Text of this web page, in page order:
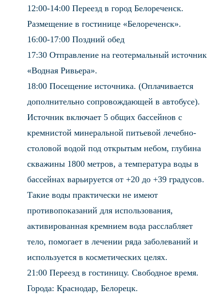
12:00-14:00 Переезд в город Белореченск.
Размещение в гостинице «Белореченск».
16:00-17:00 Поздний обед
17:30 Отправление на геотермальный источник
«Водная Ривьера».
18:00 Посещение источника. (Оплачивается
дополнительно сопровождающей в автобусе).
Источник включает 5 общих бассейнов с
кремнистой минеральной питьевой лечебно-
столовой водой под открытым небом, глубина
скважины 1800 метров, а температура воды в
бассейнах варьируется от +20 до +39 градусов.
Такие воды практически не имеют
противопоказаний для использования,
активированная кремнием вода расслабляет
тело, помогает в лечении ряда заболеваний и
используется в косметических целях.
21:00 Переезд в гостиницу. Свободное время.
Города: Краснодар, Белорецк.